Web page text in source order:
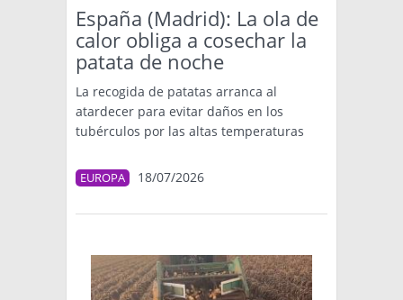
España (Madrid): La ola de
calor obliga a cosechar la
patata de noche
La recogida de patatas arranca al
atardecer para evitar daños en los
tubérculos por las altas temperaturas
EUROPA 18/07/2026